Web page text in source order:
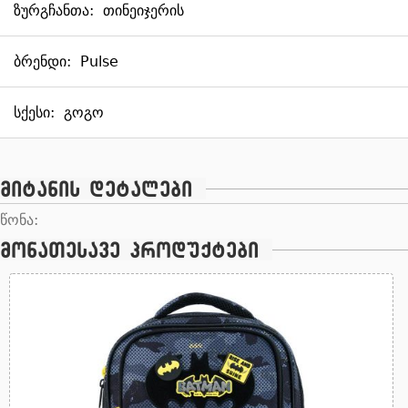
ზურგჩანთა: თინეიჯერის
ბრენდი: Pulse
სქესი: გოგო
მიტანის დეტალები
წონა:
მონათესავე პროდუქტები